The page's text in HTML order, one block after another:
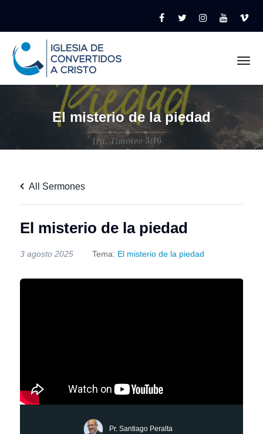
El misterio de la piedad
All Sermones
El misterio de la piedad
3 agosto 2025 Tema: El misterio de la piedad
Pr. Santiago Peralta